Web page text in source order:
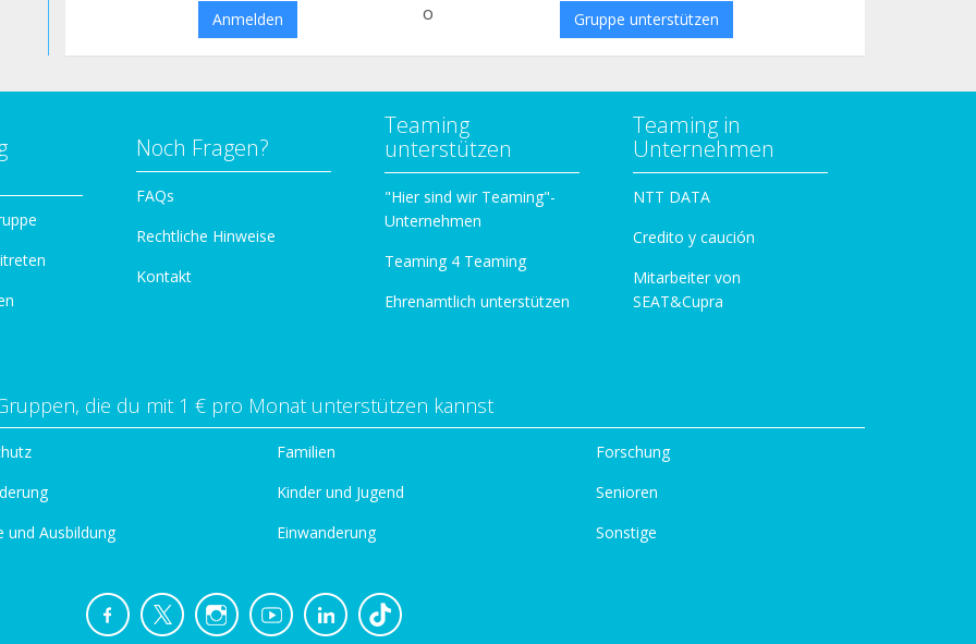
Anmelden o Gruppe unterstützen
Noch Fragen?
FAQs
Rechtliche Hinweise
Kontakt
Teaming
unterstützen
"Hier sind wir Teaming"-
Unternehmen
Teaming 4 Teaming
Ehrenamtlich unterstützen
Teaming in
Unternehmen
NTT DATA
Credito y caución
Mitarbeiter von
SEAT&Cupra
die du mit 1 € pro Monat unterstützen kannst
und Ausbildung
Familien
Kinder und Jugend
Einwanderung
Forschung
Senioren
Sonstige